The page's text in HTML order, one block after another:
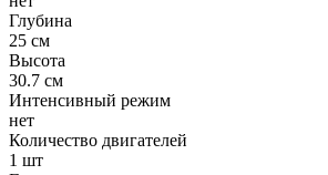
Глубина
25 см
Высота
30.7 см
Интенсивный режим
нет
Количество двигателей
1 шт